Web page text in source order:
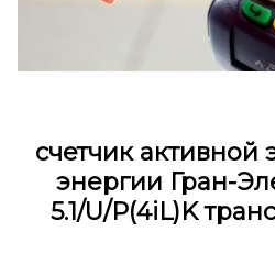
счетчик активной
энергии Гран-
5.1/U/P(4iL)K